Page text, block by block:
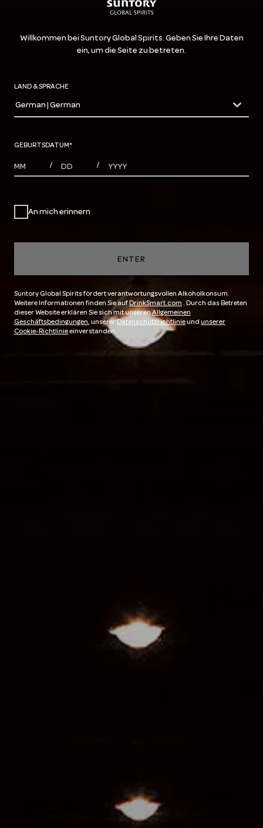
Willkommen bei Suntory Global Spirits. Geben Sie Ihre Daten
ein, um die Seite zu betreten.
LAND & SPRACHE
countryDropdown
German | German
GEBURTSDATUM*
MONTHS
/ DAYS / YEAR
An mich erinnern
ENTER
Suntory Global Spirits fördert verantwortungsvollen Alkoholkonsum.
Weitere Informationen finden Sie aufDrinkSmart.com . Durch das Betreten
dieser Website erklären Sie sich mit unserenAllgemeinen
Geschäftsbedingungen, unsererDatenschutzrichtlinieund unserer
Cookie-Richtlinieeinverstanden.